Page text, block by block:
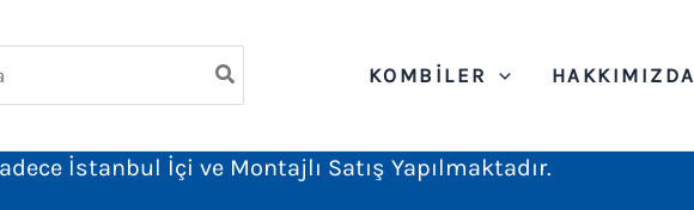
KOMBILER HAKKIMIZDA
İstanbul İçi ve Montajlı Satış Yapılmaktadır.